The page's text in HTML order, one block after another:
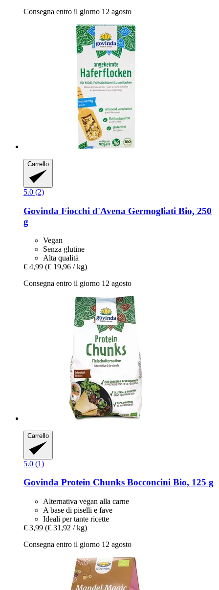
Consegna entro il giorno 12 agosto
Carrello
5.0 (2)
Govinda Fiocchi d'Avena Germogliati Bio, 250
g
Vegan
Senza glutine
Alta qualità
€ 4,99 (€ 19,96 / kg)
Consegna entro il giorno 12 agosto
Carrello
5.0 (1)
Govinda Protein Chunks Bocconcini Bio, 125 g
Alternativa vegan alla carne
A base di piselli e fave
Ideali per tante ricette
€ 3,99 (€ 31,92 / kg)
Consegna entro il giorno 12 agosto